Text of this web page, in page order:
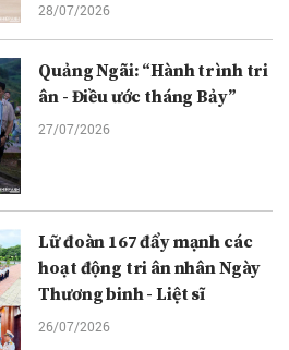
28/07/2026
Quảng Ngãi: “Hành trình tri
ân - Điều ước tháng Bảy”
27/07/2026
Lữ đoàn 167 đẩy mạnh các
hoạt động tri ân nhân Ngày
Thương binh - Liệt sĩ
26/07/2026